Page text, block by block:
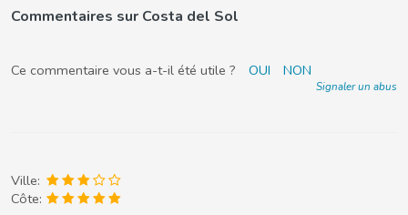
Commentaires sur Costa del Sol
Ce commentaire vous a-t-il été utile ? OUI NON
Signaler un abus
Ville:
Côte: